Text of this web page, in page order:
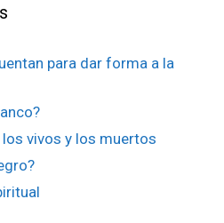
para dar forma a la
vivos y los muertos